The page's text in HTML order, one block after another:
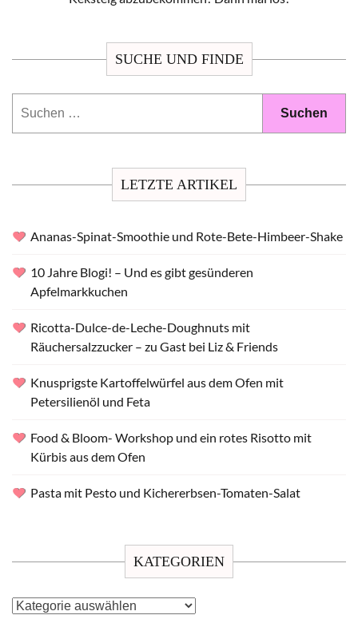
SUCHE UND FINDE
LETZTE ARTIKEL
Ananas-Spinat-Smoothie und Rote-Bete-Himbeer-Shake
10 Jahre Blogi! – Und es gibt gesünderen
Apfelmarkkuchen
Ricotta-Dulce-de-Leche-Doughnuts mit
Räuchersalzzucker – zu Gast bei Liz & Friends
Knusprigste Kartoffelwürfel aus dem Ofen mit
Petersilienöl und Feta
Food & Bloom- Workshop und ein rotes Risotto mit
Kürbis aus dem Ofen
Pasta mit Pesto und Kichererbsen-Tomaten-Salat
KATEGORIEN
Kategorien